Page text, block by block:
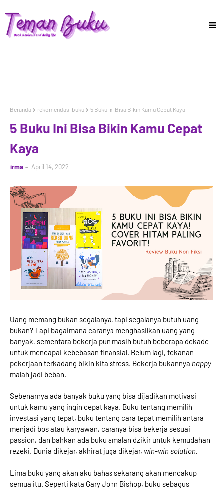
Beranda rekomendasi buku 5 Buku Ini Bisa Bikin Kamu Cepat Kaya
5 Buku Ini Bisa Bikin Kamu Cepat
Kaya
irma April 14, 2022
Uang memang bukan segalanya, tapi segalanya butuh uang
bukan? Tapi bagaimana caranya menghasilkan uang yang
banyak, sementara bekerja pun masih butuh beberapa dekade
untuk mencapai kebebasan finansial. Belum lagi, tekanan
pekerjaan terkadang bikin kita stress. Bekerja bukannya happy
malah jadi beban.
Sebenarnya ada banyak buku yang bisa dijadikan motivasi
untuk kamu yang ingin cepat kaya. Buku tentang memilih
investasi yang tepat, buku tentang cara tepat memilih antara
menjadi bos atau karyawan, caranya bisa bekerja sesuai
passion, dan bahkan ada buku amalan dzikir untuk kemudahan
rezeki. Dunia dikejar, akhirat juga dikejar, win-win solution.
Lima buku yang akan aku bahas sekarang akan mencakup
semua itu. Seperti kata Gary John Bishop, buku sebagus